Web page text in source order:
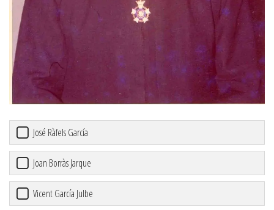
José Ràfels García
Joan Borràs Jarque
Vicent García Julbe